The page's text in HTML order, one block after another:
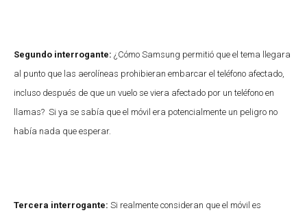
Segundo interrogante: ¿Cómo Samsung permitió que el tema llegara
al punto que las aerolíneas prohibieran embarcar el teléfono afectado,
incluso después de que un vuelo se viera afectado por un teléfono en
llamas? Si ya se sabía que el móvil era potencialmente un peligro no
había nada que esperar.
Tercera interrogante: Si realmente consideran que el móvil es